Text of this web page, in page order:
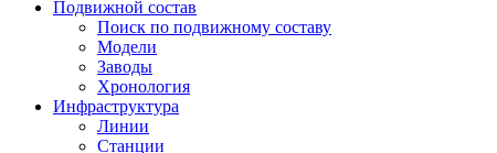
Подвижной состав
Поиск по подвижному составу
Модели
Заводы
Хронология
Инфраструктура
Линии
Станции